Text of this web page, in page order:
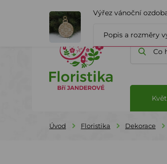
ÚVOD
Úvod Floristika Dekorace
Výřez vánoční
Popis a rozměry